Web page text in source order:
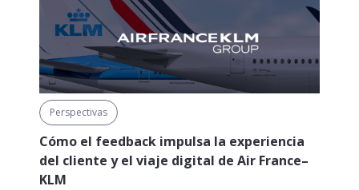
Perspectivas
Cómo el feedback impulsa la experiencia
del cliente y el viaje digital de Air France–
KLM